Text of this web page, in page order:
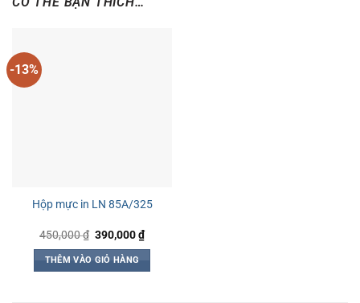
-13%
Hộp mực in LN 85A/325
450,000₫ Giá
là:
450,000 ₫.
390,000₫Giá
hiện
390,000 ₫.
THÊM VÀO GIỎ HÀNG